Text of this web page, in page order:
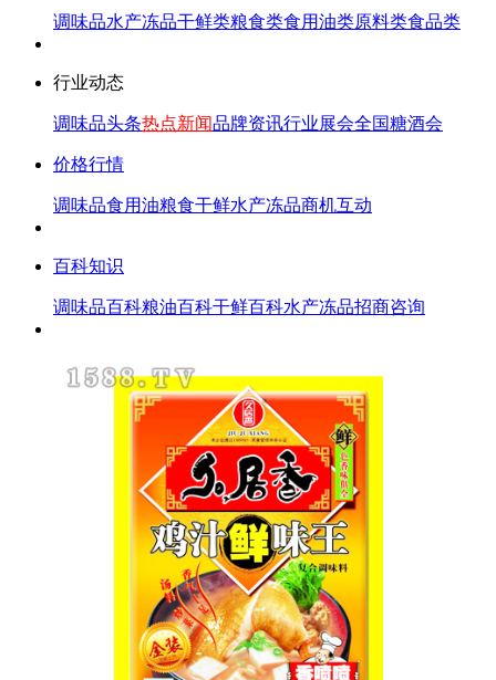
调味品水产冻品干鲜类粮食类食用油类原料类食品类
行业动态
调味品头条热点新闻品牌资讯行业展会全国糖酒会
价格行情
调味品食用油粮食干鲜水产冻品商机互动
百科知识
调味品百科粮油百科干鲜百科水产冻品招商咨询